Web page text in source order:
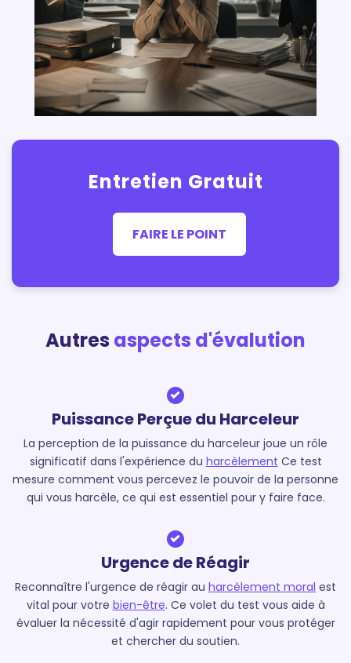
Entretien Gratuit
FAIRE LE POINT
Autres aspects d'évalution
Puissance Perçue du Harceleur
La perception de la puissance du harceleur joue un rôle
significatif dans l'expérience du harcèlement Ce test
mesure comment vous percevez le pouvoir de la personne
qui vous harcèle, ce qui est essentiel pour y faire face.
Urgence de Réagir
Reconnaître l'urgence de réagir au harcèlement moral est
vital pour votre bien-être. Ce volet du test vous aide à
évaluer la nécessité d'agir rapidement pour vous protéger
et chercher du soutien.